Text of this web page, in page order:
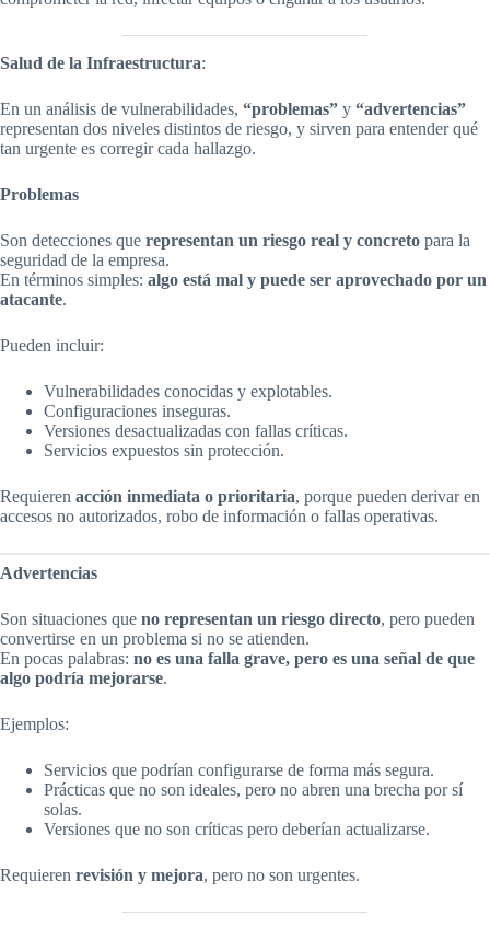
Salud de la Infraestructura:
En un análisis de vulnerabilidades, “problemas” y “advertencias”
representan dos niveles distintos de riesgo, y sirven para entender qué
tan urgente es corregir cada hallazgo.
Problemas
Son detecciones que representan un riesgo real y concreto para la
seguridad de la empresa.
En términos simples: algo está mal y puede ser aprovechado por un
atacante.
Pueden incluir:
Vulnerabilidades conocidas y explotables.
Configuraciones inseguras.
Versiones desactualizadas con fallas críticas.
Servicios expuestos sin protección.
Requieren acción inmediata o prioritaria, porque pueden derivar en
accesos no autorizados, robo de información o fallas operativas.
Advertencias
Son situaciones que no representan un riesgo directo, pero pueden
convertirse en un problema si no se atienden.
En pocas palabras: no es una falla grave, pero es una señal de que
algo podría mejorarse.
Ejemplos:
Servicios que podrían configurarse de forma más segura.
Prácticas que no son ideales, pero no abren una brecha por sí
solas.
Versiones que no son críticas pero deberían actualizarse.
Requieren revisión y mejora, pero no son urgentes.